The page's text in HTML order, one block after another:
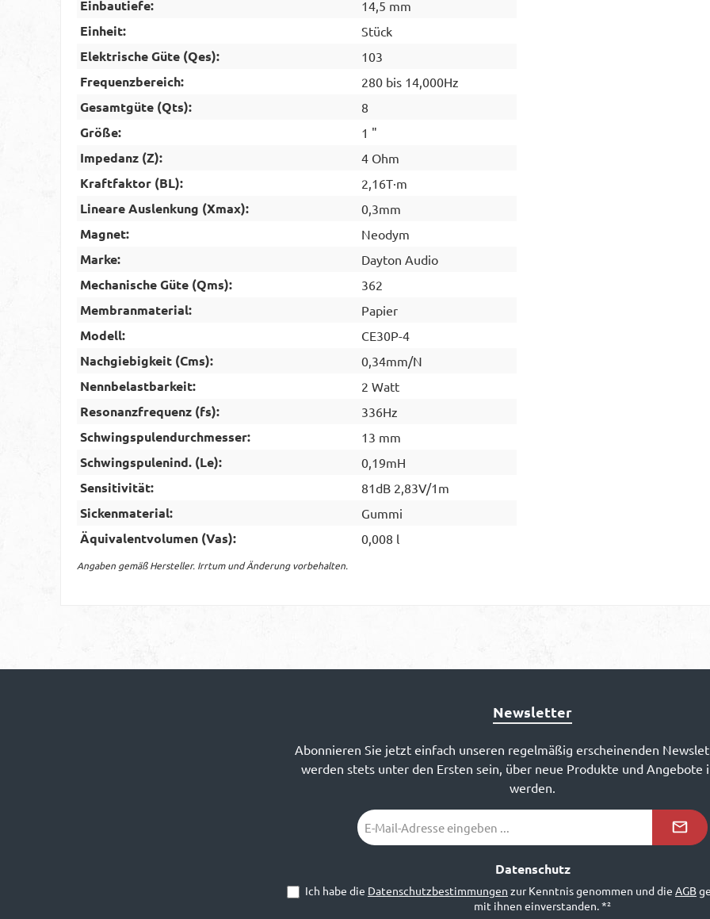
Einbautiefe: 14,5 mm
Einheit: Stück
Elektrische Güte (Qes): 103
Frequenzbereich: 280 bis 14,000Hz
Gesamtgüte (Qts): 8
Größe: 1 "
Impedanz (Z): 4 Ohm
Kraftfaktor (BL): 2,16T·m
Lineare Auslenkung (Xmax): 0,3mm
Magnet: Neodym
Marke: Dayton Audio
Mechanische Güte (Qms): 362
Membranmaterial: Papier
Modell: CE30P-4
Nachgiebigkeit (Cms): 0,34mm/N
Nennbelastbarkeit: 2 Watt
Resonanzfrequenz (fs): 336Hz
Schwingspulendurchmesser: 13 mm
Schwingspulenind. (Le): 0,19mH
Sensitivität: 81dB 2,83V/1m
Sickenmaterial: Gummi
Äquivalentvolumen (Vas): 0,008 l
Angaben gemäß Hersteller. Irrtum und Änderung vorbehalten.
Newsletter
Abonnieren Sie jetzt einfach unseren regelmäßig erscheinenden
werden stets unter den Ersten sein, über neue Produkte und
werden.
E-
Mail-
Datenschutz
Ich habe die Datenschutzbestimmungen zur Kenntnis genommen und die AGB
mit ihnen einverstanden.*²